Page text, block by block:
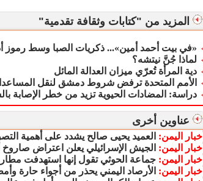
المزيد من "كتابات وثقافة تقدمية"
«في بيت أحمد أمين»... ذكريات الصبا وسط رموز
لماذا جُنَّ نيتشه؟
دية المرأة تُعرّي ميزان العدالة المائل
الأمم المتحدة ترفض شروط دمشق لنقل
دراسة: المضادات الحيوية تزيد من خطر الإصابة
عناوين أخرى
أخبار اليمن: العميد يحيى صالح يشدد على أهمية
أخبار اليمن: الجيش الإسرائيلي يعلن اعتراض
أخبار اليمن:جماعة الحوثي تقول إنها استهدفت
أخبار اليمن: الأرصاد اليمني يحذر من أجواء حارة